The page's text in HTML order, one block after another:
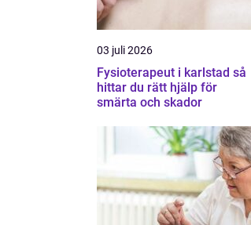
03 juli 2026
Fysioterapeut i karlstad så
hittar du rätt hjälp för
smärta och skador